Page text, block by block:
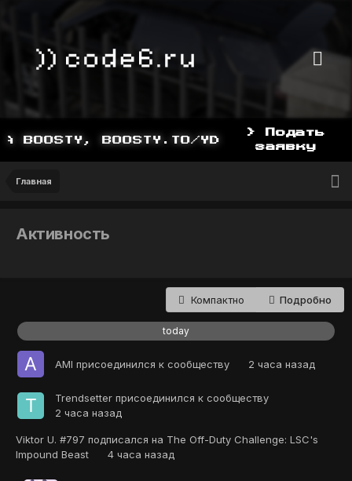
BOOSTY.TO/YDDY
> Подать
заявку
Главная
Активность
Компактно Подробно
today
AMI присоединился к сообществу 2 часа назад
Trendsetter присоединился к сообществу
2 часа назад
Viktor U. #797 подписался на The Off-Duty Challenge: LSC's
Impound Beast
4 часа назад